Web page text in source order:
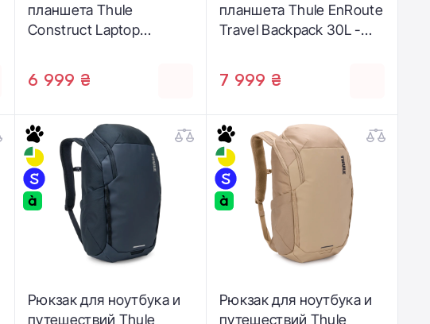
планшета Thule
Construct Laptop
6 999 ₴
планшета Thule EnRoute
Travel Backpack 30L -
7 999 ₴
Рюкзак для ноутбука и
путешествий Thule
Рюкзак для ноутбука и
путешествий Thule